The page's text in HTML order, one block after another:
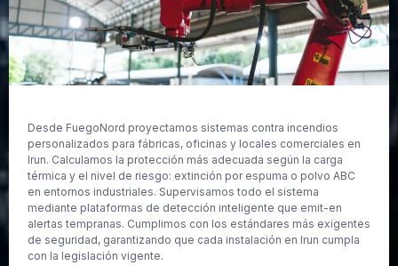
Desde FuegoNord proyectamos sistemas contra incendios
personalizados para fábricas, oficinas y locales comerciales en
Irun. Calculamos la protección más adecuada según la carga
térmica y el nivel de riesgo: extinción por espuma o polvo ABC
en entornos industriales. Supervisamos todo el sistema
mediante plataformas de detección inteligente que emit-en
alertas tempranas. Cumplimos con los estándares más exigentes
de seguridad, garantizando que cada instalación en Irun cumpla
con la legislación vigente.